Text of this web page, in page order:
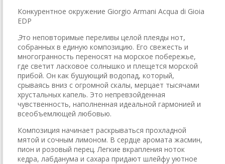
Конкурентное окружение Giorgio Armani Acqua di Gioia
EDP
Это неповторимые переливы целой плеяды нот,
собранных в единую композицию. Его свежесть и
многогранность переносят на морское побережье,
где светит ласковое солнышко и плещется морской
прибой. Он как бушующий водопад, который,
срываясь вниз с огромной скалы, мерцает тысячами
хрустальных капель. Это непревзойденная
чувственность, наполненная идеальной гармонией и
всеобъемлющей любовью.
Композиция начинает раскрываться прохладной
мятой и сочным лимоном. В сердце аромата жасмин,
пион и розовый перец. Легкие вкрапления ноток
кедра, лабданума и сахара придают шлейфу уютное